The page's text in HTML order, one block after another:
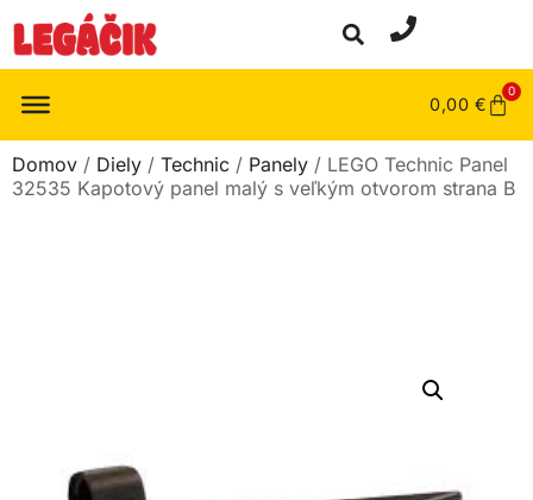
0,00 €
0
Domov / Diely / Technic / Panely / LEGO Technic Panel
32535 Kapotový panel malý s veľkým otvorom strana B